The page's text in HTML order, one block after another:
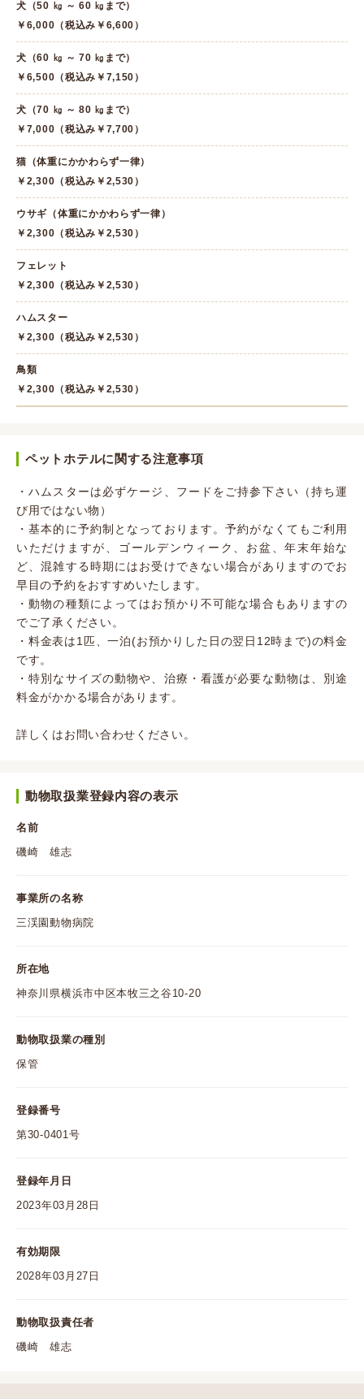
犬（50 ㎏ ～ 60 ㎏まで）
￥6,000（税込み￥6,600）
犬（60 ㎏ ～ 70 ㎏まで）
￥6,500（税込み￥7,150）
犬（70 ㎏ ～ 80 ㎏まで）
￥7,000（税込み￥7,700）
猫（体重にかかわらず一律）
￥2,300（税込み￥2,530）
ウサギ（体重にかかわらず一律）
￥2,300（税込み￥2,530）
フェレット
￥2,300（税込み￥2,530）
ハムスター
￥2,300（税込み￥2,530）
鳥類
￥2,300（税込み￥2,530）
ペットホテルに関する注意事項
・ハムスターは必ずケージ、フードをご持参下さい（持ち運
び用ではない物）
・基本的に予約制となっております。予約がなくてもご利用
いただけますが、ゴールデンウィーク、お盆、年末年始な
ど、混雑する時期にはお受けできない場合がありますのでお
早目の予約をおすすめいたします。
・動物の種類によってはお預かり不可能な場合もありますの
でご了承ください。
・料金表は1匹、一泊(お預かりした日の翌日12時まで)の料金
です。
・特別なサイズの動物や、治療・看護が必要な動物は、別途
料金がかかる場合があります。
詳しくはお問い合わせください。
動物取扱業登録内容の表示
名前
磯崎 雄志
事業所の名称
三渓園動物病院
所在地
神奈川県横浜市中区本牧三之谷10-20
動物取扱業の種別
保管
登録番号
第30-0401号
登録年月日
2023年03月28日
有効期限
2028年03月27日
動物取扱責任者
磯崎 雄志